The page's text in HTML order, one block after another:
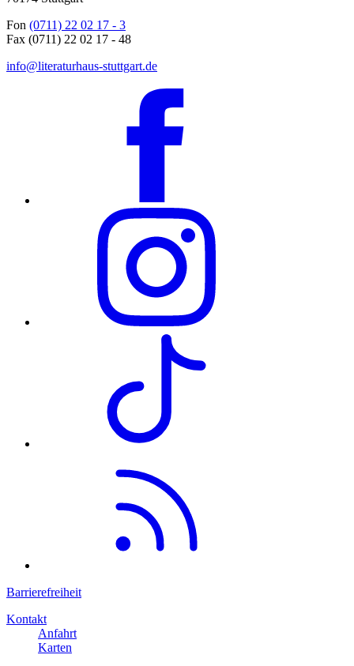
Fon (0711) 22 02 17 - 3
Fax (0711) 22 02 17 - 48
info@literaturhaus-stuttgart.de
Barrierefreiheit
Kontakt
Anfahrt
Karten